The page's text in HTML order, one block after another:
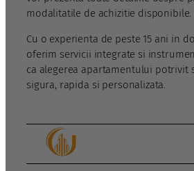
modalitatile de achizitie disponibile.
Cu o experienta de peste 15 ani in
oferim servicii integrate si
ca alegerea apartamentului potrivit
sigura, rapida si personalizata.